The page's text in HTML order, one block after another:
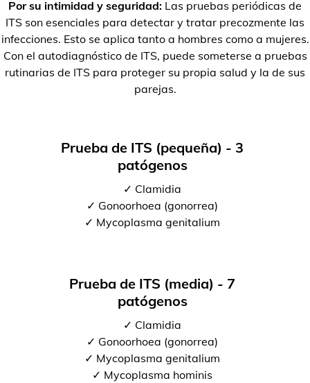
Por su intimidad y seguridad: Las pruebas periódicas de
ITS son esenciales para detectar y tratar precozmente las
infecciones. Esto se aplica tanto a hombres como a mujeres.
Con el autodiagnóstico de ITS, puede someterse a pruebas
rutinarias de ITS para proteger su propia salud y la de sus
parejas.
Prueba de ITS (pequeña) - 3
patógenos
✓ Clamidia
✓ Gonoorhoea (gonorrea)
✓ Mycoplasma genitalium
Prueba de ITS (media) - 7
patógenos
✓ Clamidia
✓ Gonoorhoea (gonorrea)
✓ Mycoplasma genitalium
✓ Mycoplasma hominis